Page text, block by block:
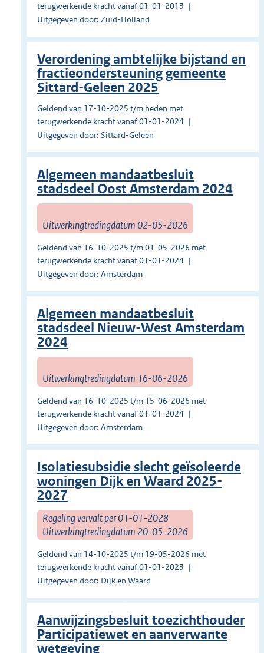
terugwerkende kracht vanaf 01-01-2013
Uitgegeven door: Zuid-Holland
Verordening ambtelijke bijstand en
fractieondersteuning gemeente
Sittard-Geleen 2025
Geldend van 17-10-2025 t/m heden met
terugwerkende kracht vanaf 01-01-2024
Uitgegeven door: Sittard-Geleen
Algemeen mandaatbesluit
stadsdeel Oost Amsterdam 2024
Uitwerkingtredingdatum 02-05-2026
Geldend van 16-10-2025 t/m 01-05-2026 met
terugwerkende kracht vanaf 01-01-2024
Uitgegeven door: Amsterdam
Algemeen mandaatbesluit
stadsdeel Nieuw-West Amsterdam
2024
Uitwerkingtredingdatum 16-06-2026
Geldend van 16-10-2025 t/m 15-06-2026 met
terugwerkende kracht vanaf 01-01-2024
Uitgegeven door: Amsterdam
Isolatiesubsidie slecht geïsoleerde
woningen Dijk en Waard 2025-
2027
Regeling vervalt per 01-01-2028
Uitwerkingtredingdatum 20-05-2026
Geldend van 14-10-2025 t/m 19-05-2026 met
terugwerkende kracht vanaf 01-01-2023
Uitgegeven door: Dijk en Waard
Aanwijzingsbesluit toezichthouder
Participatiewet en aanverwante
wetgeving